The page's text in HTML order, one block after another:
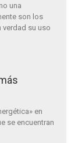
una
son los
verdad su uso
en
se encuentran